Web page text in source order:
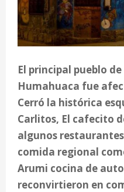
El principal pueblo
Humahuaca fue
Cerró la histórica
Carlitos, El cafecito
algunos
comida regional
Arumi cocina de
reconvirtieron en